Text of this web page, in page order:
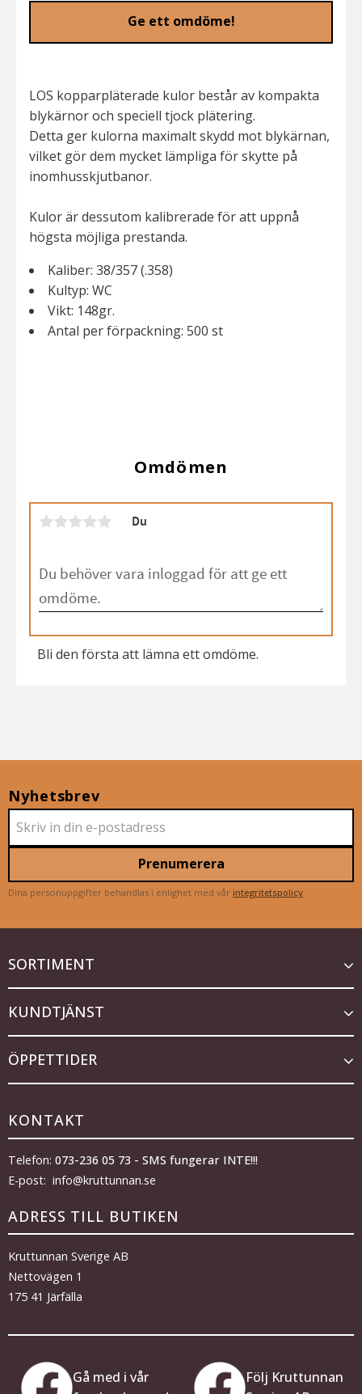
Ge ett omdöme!
LOS kopparpläterade kulor består av kompakta
blykärnor och speciell tjock plätering.
Detta ger kulorna maximalt skydd mot blykärnan,
vilket gör dem mycket lämpliga för skytte på
inomhusskjutbanor.
Kulor är dessutom kalibrerade för att uppnå
högsta möjliga prestanda.
Kaliber: 38/357 (.358)
Kultyp: WC
Vikt: 148gr.
Antal per förpackning: 500 st
Omdömen
Du
Bli den första att lämna ett omdöme.
Nyhetsbrev
Prenumerera
Dina personuppgifter behandlas i enlighet med vår integritetspolicy
SORTIMENT
KUNDTJÄNST
ÖPPETTIDER
KONTAKT
Telefon: 073-236 05 73 - SMS fungerar INTE!!!
E-post: info@kruttunnan.se
ADRESS TILL BUTIKEN
Kruttunnan Sverige AB
Nettovägen 1
175 41 Järfälla
Gå med i vår
Följ Kruttunnan